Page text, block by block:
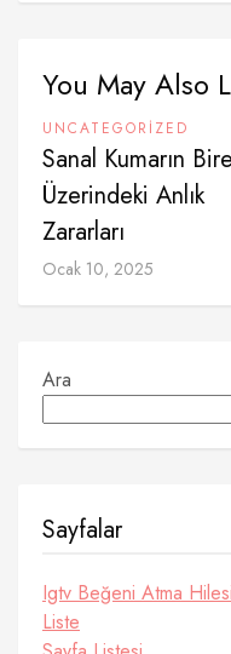
You May Also
UNCATEGORIZED
Sanal Kumarın
Üzerindeki Anlık
Zararları
Ocak 10, 2025
Ara
Sayfalar
Igtv Beğeni Atma
Liste